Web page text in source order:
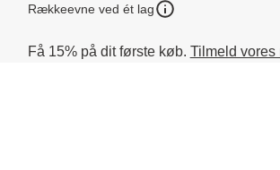
Rækkeevne ved ét lag
Få 15% på dit første køb. Tilmeld vores